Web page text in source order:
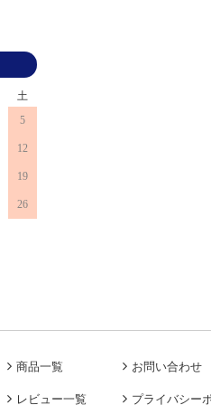
土
5
12
19
26
商品一覧
レビュー一覧
お問い合わせ
プライバシー